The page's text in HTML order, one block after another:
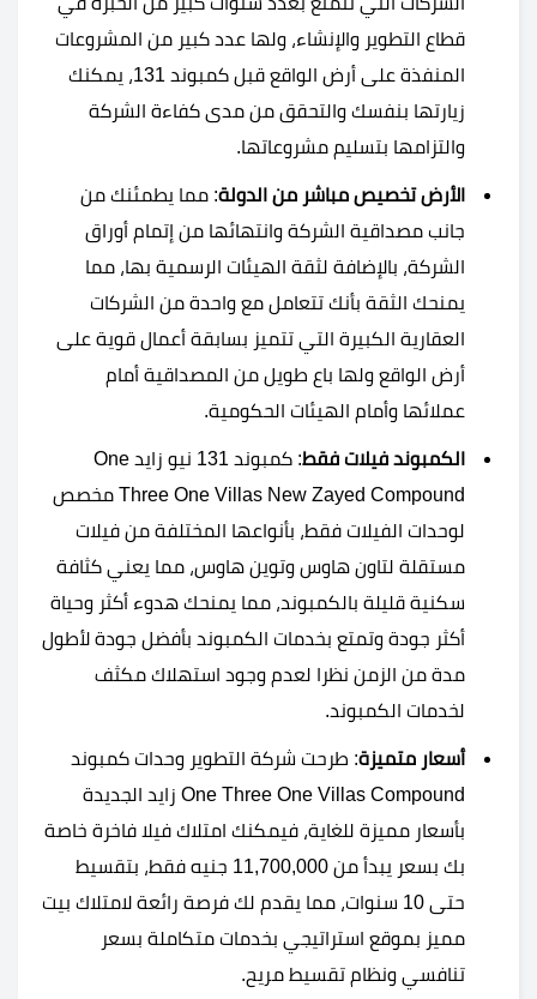
قطاع التطوير والإنشاء، ولها عدد كبير من المشروعات
المنفذة على أرض الواقع قبل كمبوند 131، يمكنك
زيارتها بنفسك والتحقق من مدى كفاءة الشركة
والتزامها بتسليم مشروعاتها.
الأرض تخصيص مباشر من الدولة: مما يطمئنك من
جانب مصداقية الشركة وانتهائها من إتمام أوراق
الشركة، بالإضافة لثقة الهيئات الرسمية بها، مما
يمنحك الثقة بأنك تتعامل مع واحدة من الشركات
العقارية الكبيرة التي تتميز بسابقة أعمال قوية على
أرض الواقع ولها باع طويل من المصداقية أمام
عملائها وأمام الهيئات الحكومية.
الكمبوند فيلات فقط
: كمبوند 131 نيو زايد One
Three One Villas New Zayed Compound مخصص
لوحدات الفيلات فقط، بأنواعها المختلفة من فيلات
مستقلة لتاون هاوس وتوين هاوس، مما يعني كثافة
سكنية قليلة بالكمبوند، مما يمنحك هدوء أكثر وحياة
أكثر جودة وتمتع بخدمات الكمبوند بأفضل جودة لأطول
مدة من الزمن نظرا لعدم وجود استهلاك مكثف
لخدمات الكمبوند.
أسعار متميزة: طرحت شركة التطوير وحدات كمبوند
One Three One Villas Compound زايد الجديدة
بأسعار مميزة للغاية، فيمكنك امتلاك فيلا فاخرة خاصة
بك بسعر يبدأ من 11,700,000 جنيه فقط، بتقسيط
حتى 10 سنوات، مما يقدم لك فرصة رائعة لامتلاك بيت
مميز بموقع استراتيجي بخدمات متكاملة بسعر
تنافسي ونظام تقسيط مريح.